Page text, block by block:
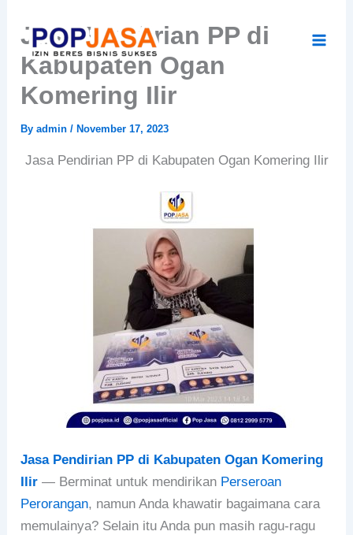
content
Jasa Pendirian PP di
Kabupaten Ogan
Komering Ilir
Byadmin/November 17, 2023
Jasa Pendirian PP di Kabupaten Ogan Komering Ilir
Jasa Pendirian PP di Kabupaten Ogan Komering
Ilir— Berminat untuk mendirikan Perseroan
Perorangan, namun Anda khawatir bagaimana cara
memulainya? Selain itu Anda pun masih ragu-ragu